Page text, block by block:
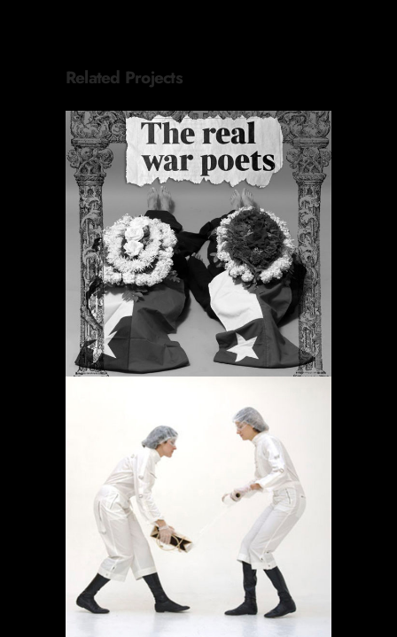
Related Projects
ORACIONES PERIÓDICAS
Proyectos
OPERACIÓN LÍMITE
AMBULATORIO
Proyectos